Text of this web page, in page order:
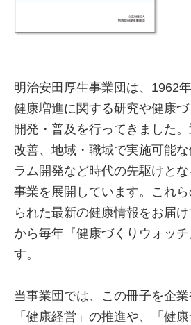
明治安田厚生事業団は、1962
健康増進に関する研究や健康
開発・普及を行ってきました
改善、地域・職域で実施可能
ラム開発など時代の先駆けと
事業を展開しています。これ
られた最新の健康情報をお届
から毎年『健康づくりウォッ
す。
当事業団では、この冊子を企
「健康経営」の推進や、「健